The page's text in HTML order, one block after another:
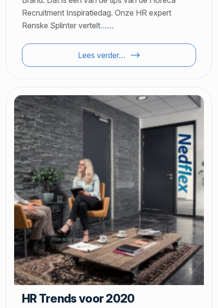
Recruitment Inspiratiedag. Onze HR expert
Renske Splinter vertelt……
Lees verder…
HR Trends voor 2020